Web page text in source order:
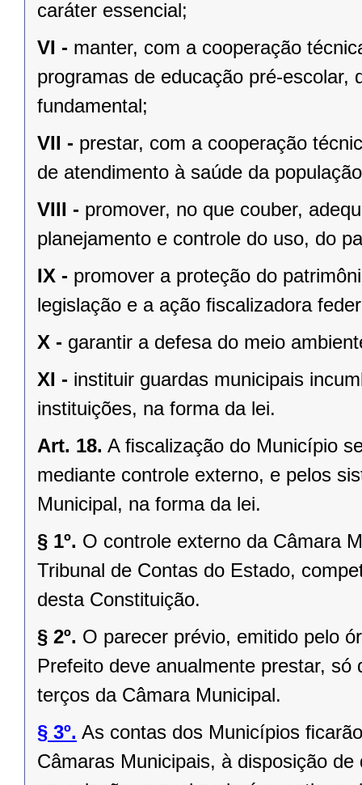
caráter essencial;
VI - manter, com a cooperação
programas de educação pré-escolar,
fundamental;
VII - prestar, com a cooperação
de atendimento à saúde da
VIII - promover, no que couber,
planejamento e controle do uso, do
IX - promover a proteção do
legislação e a ação ﬁscalizadora
X - garantir a defesa do meio
XI - instituir guardas municipais
instituições, na forma da lei.
Art. 18. A ﬁscalização do Município
mediante controle externo, e pelos
Municipal, na forma da lei.
§ 1º. O controle externo da Câmara
Tribunal de Contas do Estado,
desta Constituição.
§ 2º. O parecer prévio, emitido pelo
Prefeito deve anualmente prestar,
terços da Câmara Municipal.
§ 3º. As contas dos Municípios
Câmaras Municipais, à disposição